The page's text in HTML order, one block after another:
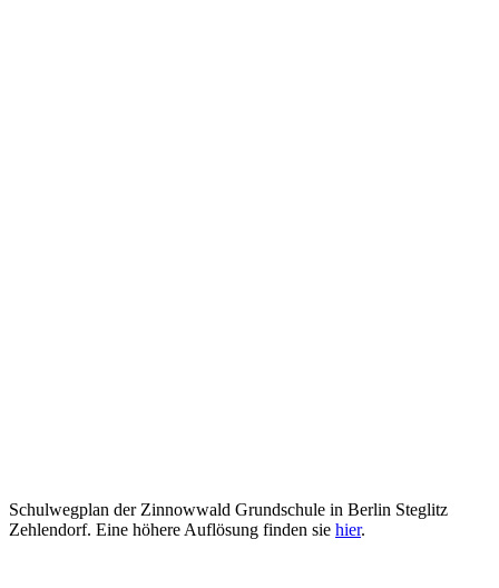
Schulwegplan der Zinnowwald Grundschule in Berlin Steglitz
Zehlendorf. Eine höhere Auflösung finden sie hier.